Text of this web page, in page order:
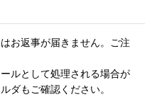
お返事が届きません。ご注
ルとして処理される場合が
ダもご確認ください。